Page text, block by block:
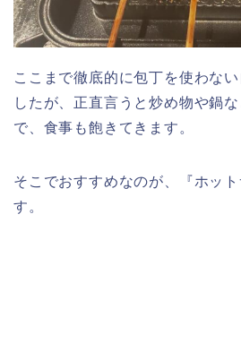
ここまで徹底的に包丁を使わな
したが、正直言うと炒め物や鍋
で、食事も飽きてきます。
そこでおすすめなのが、『ホッ
す。